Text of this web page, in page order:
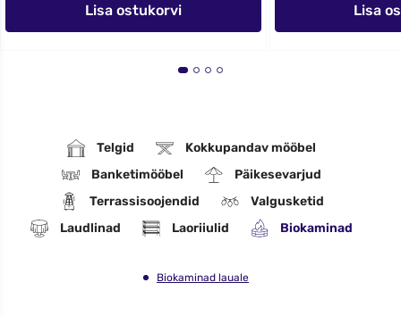
Lisa ostukorvi Lisa
Telgid
Kokkupandav mööbel
Banketimööbel
Päikesevarjud
Terrassisoojendid
Valgusketid
Laudlinad
Laoriiulid Biokaminad
Biokaminad lauale